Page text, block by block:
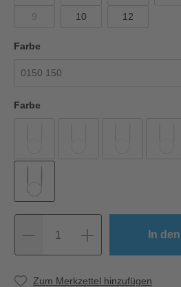
9 10 12
Farbe
Farbe
1 In
Zum Merkzettel hinzufügen